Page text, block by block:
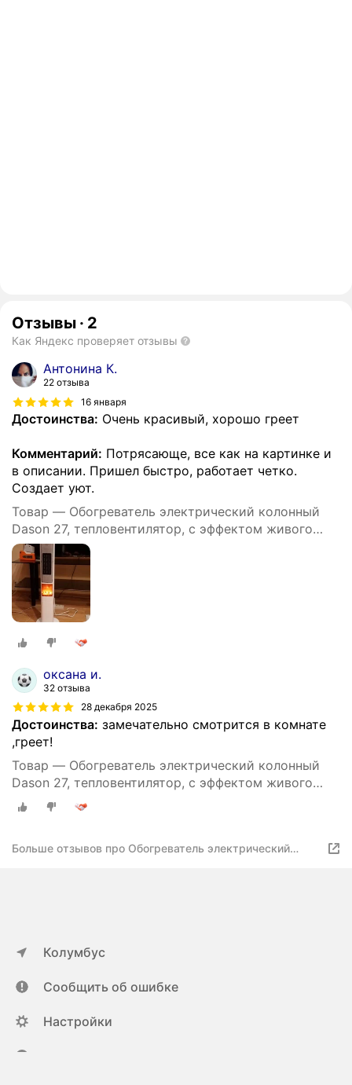
Отзывы · 2
Как Яндекс проверяет отзывы
Антонина К.
22 отзыва
16 января
Достоинства: Очень красивый, хорошо греет
Комментарий: Потрясающе, все как на картинке и
в описании. Пришел быстро, работает четко.
Создает уют.
Товар — Обогреватель электрический колонный
Dason 27, тепловентилятор, с эффектом живого
огня, 95 см, режимы работы, белый
оксана и.
32 отзыва
28 декабря 2025
Достоинства: замечательно смотрится в комнате
,греет!
Товар — Обогреватель электрический колонный
Dason 27, тепловентилятор, с эффектом живого
огня, 95 см, режимы работы, белый
Больше отзывов про Обогреватель электрический
Колумбус
Сообщить об ошибке
Настройки